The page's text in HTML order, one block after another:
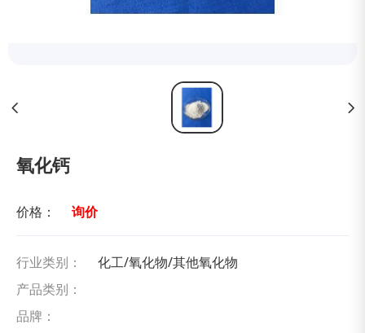
氧化钙
价格： 询价
行业类别：
化工/氧化物/其他氧化物
产品类别：
品牌：